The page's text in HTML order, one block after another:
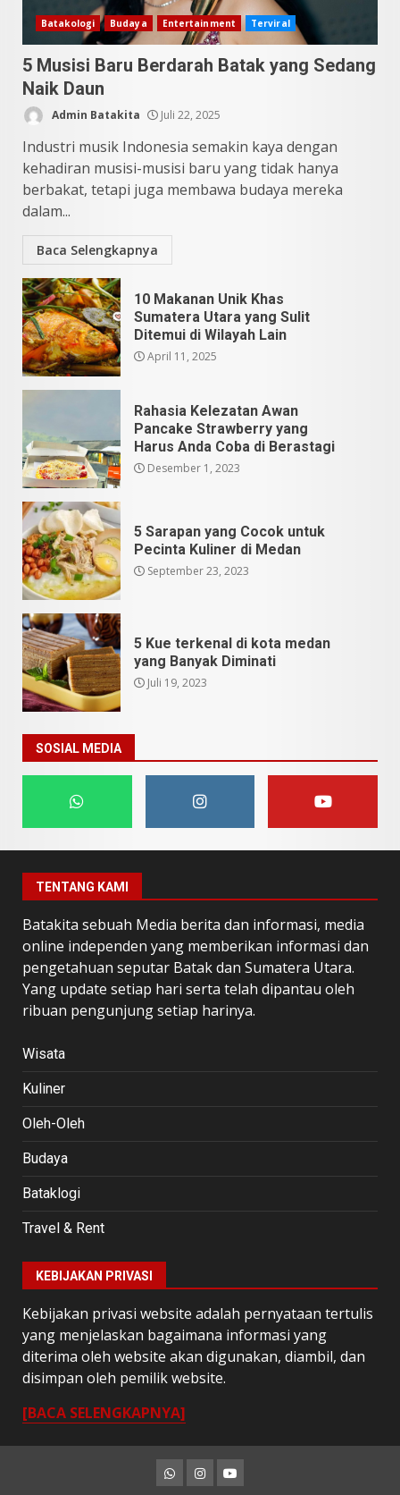
Batakologi Budaya Entertainment Terviral
5 Musisi Baru Berdarah Batak yang Sedang
Naik Daun
Admin Batakita Juli 22, 2025
Industri musik Indonesia semakin kaya dengan
kehadiran musisi-musisi baru yang tidak hanya
berbakat, tetapi juga membawa budaya mereka
dalam...
Baca Selengkapnya
10 Makanan Unik Khas
Sumatera Utara yang Sulit
Ditemui di Wilayah Lain
April 11, 2025
Rahasia Kelezatan Awan
Pancake Strawberry yang
Harus Anda Coba di Berastagi
Desember 1, 2023
5 Sarapan yang Cocok untuk
Pecinta Kuliner di Medan
September 23, 2023
5 Kue terkenal di kota medan
yang Banyak Diminati
Juli 19, 2023
SOSIAL MEDIA
TENTANG KAMI
Batakita sebuah Media berita dan informasi, media
online independen yang memberikan informasi dan
pengetahuan seputar Batak dan Sumatera Utara.
Yang update setiap hari serta telah dipantau oleh
ribuan pengunjung setiap harinya.
Wisata
Kuliner
Oleh-Oleh
Budaya
Bataklogi
Travel & Rent
KEBIJAKAN PRIVASI
Kebijakan privasi website adalah pernyataan tertulis
yang menjelaskan bagaimana informasi yang
diterima oleh website akan digunakan, diambil, dan
disimpan oleh pemilik website.
[BACA SELENGKAPNYA]
Whatsapp
Instagram
Youtube